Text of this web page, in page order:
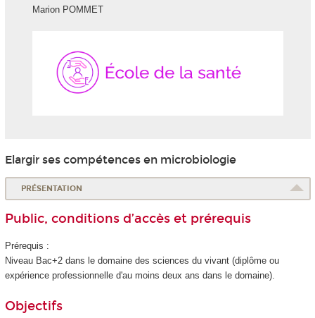
Marion POMMET
Elargir ses compétences en microbiologie
PRÉSENTATION
Public, conditions d’accès et prérequis
Prérequis :
Niveau Bac+2 dans le domaine des sciences du vivant (diplôme ou
expérience professionnelle d'au moins deux ans dans le domaine).
Objectifs